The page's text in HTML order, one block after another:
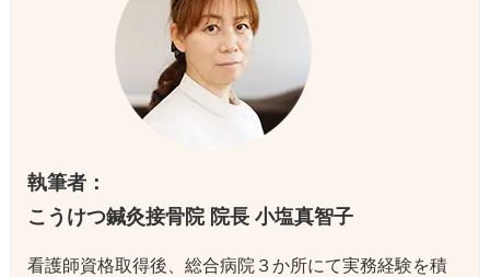
執筆者：
こうけつ鍼灸接骨院 院長 小塩真智子
看護師資格取得後、総合病院３か所にて実務経験を積